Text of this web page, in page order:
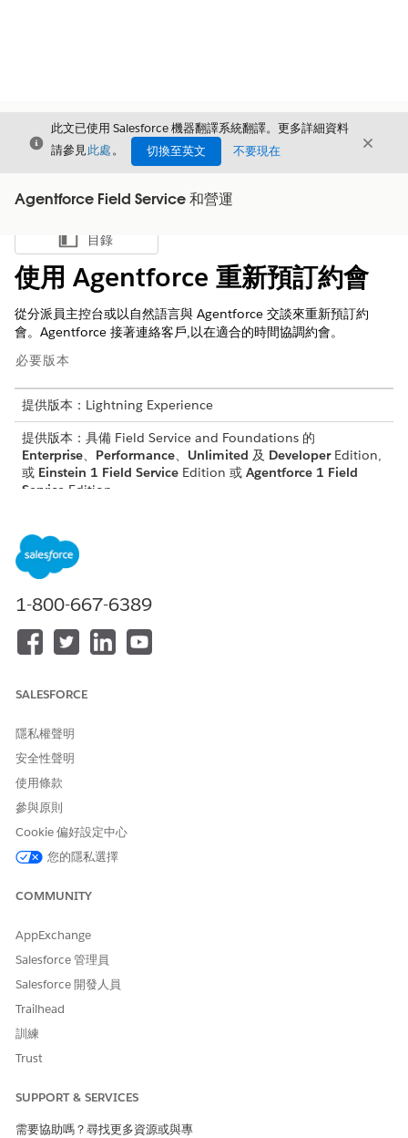
結束
此文已使用 Salesforce 機器翻譯系統翻譯。更多詳細資料
請參見此處。 切換至英文 不要現在 結束
Agentforce Field Service 和營運
顯示目錄
目錄
使用 Agentforce 重新預訂約會
從分派員主控台或以自然語言與 Agentforce 交談來重新預訂約
會。Agentforce 接著連絡客戶,以在適合的時間協調約會。
必要版本
提供版本：Lightning Experience
提供版本：具備 Field Service and Foundations 的
Enterprise、 Performance、 Unlimited 及 DeveloperEdition,
或 Einstein 1 Field Service Edition 或 Agentforce 1 Field
Service Edition。
所需的使用者權限
若要使用「分派主控台」中的
選項:
若要讓工作人員執行動作:
若要讓工作人員執行所需流程:
此功能需要設定。如果您看不到此選項,請要求您的管理員進行設
有兩種方法可開始重新預訂與 Agentforce 的約會。
從甘特圖或約會清單中選取約會,然後按一下「使用
從 Salesforce 的任何位置使用 Agentforce 面板,要求
Agentforce 重新預訂最多 20 個約會。
Agentforce 接著會檢查約會是否:
沒有啟用中的傳訊工作階段
不固定
不是配套成員服務約會
不在「已取消」或「已完成」狀態種類中
如果這些檢查失敗,您會收到通知,告知您 Agentforce 無法重新
預訂約會。
Agentforce 會檢查約會是否:
具有相關傳訊管道
具有尚未選擇退出此服務的相關傳訊使用者
1-800-667-6389
SALESFORCE
隱私權聲明
安全性聲明
使用條款
參與原則
Cookie 偏好設定中心
您的隱私選擇
COMMUNITY
AppExchange
Salesforce 管理員
Salesforce 開發人員
Trailhead
訓練
Trust
SUPPORT & SERVICES
需要協助嗎？尋找更多資源或與專